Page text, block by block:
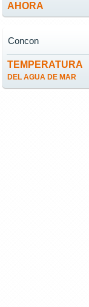
AHORA
TEMPERATURA
DEL AGUA DE MAR
Concon